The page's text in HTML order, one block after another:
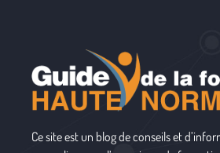
Ce site est un blog de conseils et